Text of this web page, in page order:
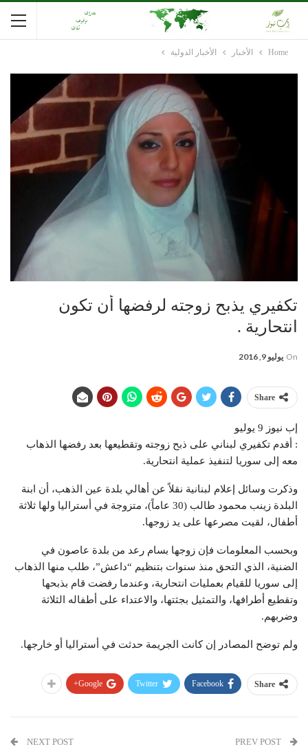
Home الأخبار الأخبار الدولية
تكفيري يذبح زوجته لرفضها أن تكون
انتحارية .
On يوليو 9, 2016
Share
إب نيوز 9 يوليو
: أقدم تكفيري لبناني على ذبح زوجته وتقطيعها بعد رفضها الذهاب
معه إلى سوريا لتنفيذ عملية انتحارية.
وذكرت وسائل إعلام لبنانية نقلاً عن أهالي بلدة عين الذهب، أن ابنة
البلدة زينب محمود طالب (30 عاماً)، متزوجة في أستراليا ولها ثلاثة
أطفال، لقيت مصرعها على يد زوجها.
وبحسب المعلومات فإن زوجها بسام رعد من بلدة عاصون في
الضنية، الذي التحق منذ سنوات بتنظيم “داعش”، طلب منها الذهاب
إلى سوريا للقيام بعمليات انتحارية، وعندما رفضت قام بذبحها
وتقطيع أطرافها، والتمثيل بجثتها، والاعتداء على أطفاله الثلاثة
وضربهم.
ولم توضح المصادر إن كانت الجريمة حدثت في أستراليا أو خارجها.
Share
Facebook
Twitter
Google+
NEXT POST